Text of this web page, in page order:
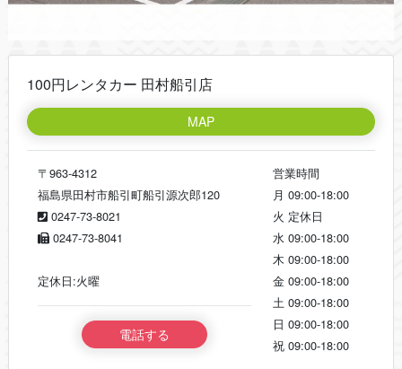
100円レンタカー 田村船引店
MAP
〒963-4312
福島県田村市船引町船引源次郎120
0247-73-8021
0247-73-8041
定休日:火曜
電話する
営業時間
月 09:00-18:00
火 定休日
水 09:00-18:00
木 09:00-18:00
金 09:00-18:00
土 09:00-18:00
日 09:00-18:00
祝 09:00-18:00